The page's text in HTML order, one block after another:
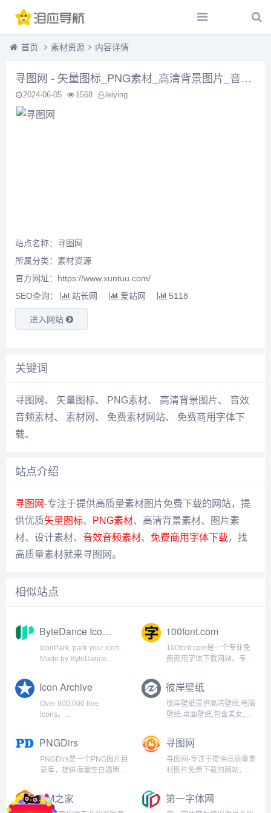
首页 素材资源 内容详情
寻图网 - 矢量图标_PNG素材_高清背景图片_音效音频素材免费下载网站
2024-06-05 1568 leiying
站点名称：寻图网
所属分类： 素材资源
官方网址：https://www.xuntuu.com/
SEO查询：
站长网 爱站网 5118
进入网站
关键词
寻图网 、 矢量图标、 PNG素材、 高清背景图片、 音效
音频素材、 素材网 、 免费素材网站、 免费商用字体下
载、
站点介绍
寻图网-专注于提供高质量素材图片免费下载的网站，提
供优质矢量图标、 PNG素材、高清背景素材、图片素
材、设计素材、 音效音频素材、 免费商用字体下载，找
高质量素材就来寻图网。
相似站点
ByteDance IconPark
IconPark, park your icon.
Made by ByteDance...
100font.com
100font.com是一个专业免
费商用字体下载网站。专注
免费无版权可商用字体。免
费字体下载、免费放心商
用。...
Icon Archive
Over 800,000 free
icons。...
彼岸壁纸
彼岸壁纸提供高清壁纸,电脑
壁纸,桌面壁纸,包含美女,游
PNGDirs
PNGDirs是一个PNG图片目
录库，提供海量空白透明背
所有的资源均可免费下载，
可免费商用。...
寻图网
寻图网-专注于提供高质量素
材图片免费下载的网站，提
材、高清背景素材、图片素
材、设计素材、音效音频素
GM之家 第一字体网